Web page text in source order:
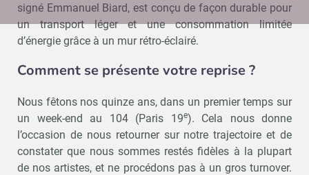
signé Emmanuel Biard, est conçu de façon durable pour
un transport léger et une consommation limitée
d’énergie grâce à un mur rétro-éclairé.
Comment se présente votre reprise ?
Nous fêtons nos quinze ans, dans un premier temps sur
un week-end au 104 (Paris 19e). Cela nous donne
l’occasion de nous retourner sur notre trajectoire et de
constater que nous sommes restés fidèles à la plupart
de nos artistes, et ne procédons pas à un gros turnover.